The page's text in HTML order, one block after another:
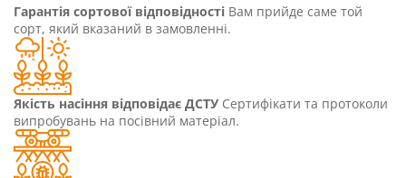
Гарантія сортової відповідності Вам прийде саме той
сорт, який вказаний в замовленні.
Якість насіння відповідає ДСТУ Сертифікати та протоколи
випробувань на посівний матеріал.